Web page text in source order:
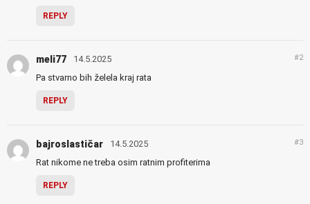
REPLY
meli77 14.5.2025 #2
Pa stvarno bih želela kraj rata
REPLY
bajroslastičar 14.5.2025 #3
Rat nikome ne treba osim ratnim profiterima
REPLY